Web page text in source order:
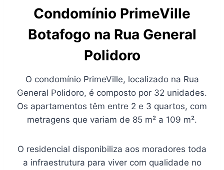
Condomínio PrimeVille
Botafogo na Rua General
Polidoro
O condomínio PrimeVille, localizado na Rua
General Polidoro, é composto por 32 unidades.
Os apartamentos têm entre 2 e 3 quartos, com
metragens que variam de 85 m² a 109 m².
O residencial disponibiliza aos moradores toda
a infraestrutura para viver com qualidade no